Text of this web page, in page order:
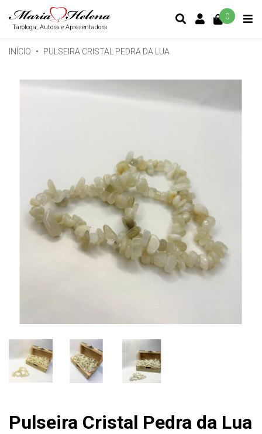
Taróloga, Autora e Apresentadora
CONTA DE
0
INÍCIO PULSEIRA CRISTAL PEDRA DA LUA
Pulseira Cristal Pedra da Lua